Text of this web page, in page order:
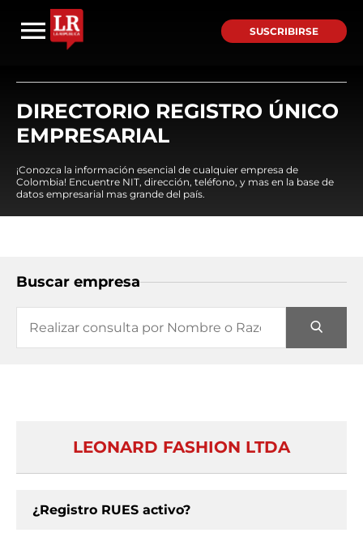
SUSCRIBIRSE
DIRECTORIO REGISTRO ÚNICO
EMPRESARIAL
¡Conozca la información esencial de cualquier empresa de
Colombia! Encuentre NIT, dirección, teléfono, y mas en la base de
datos empresarial mas grande del país.
Buscar empresa
LEONARD FASHION LTDA
¿Registro RUES activo?